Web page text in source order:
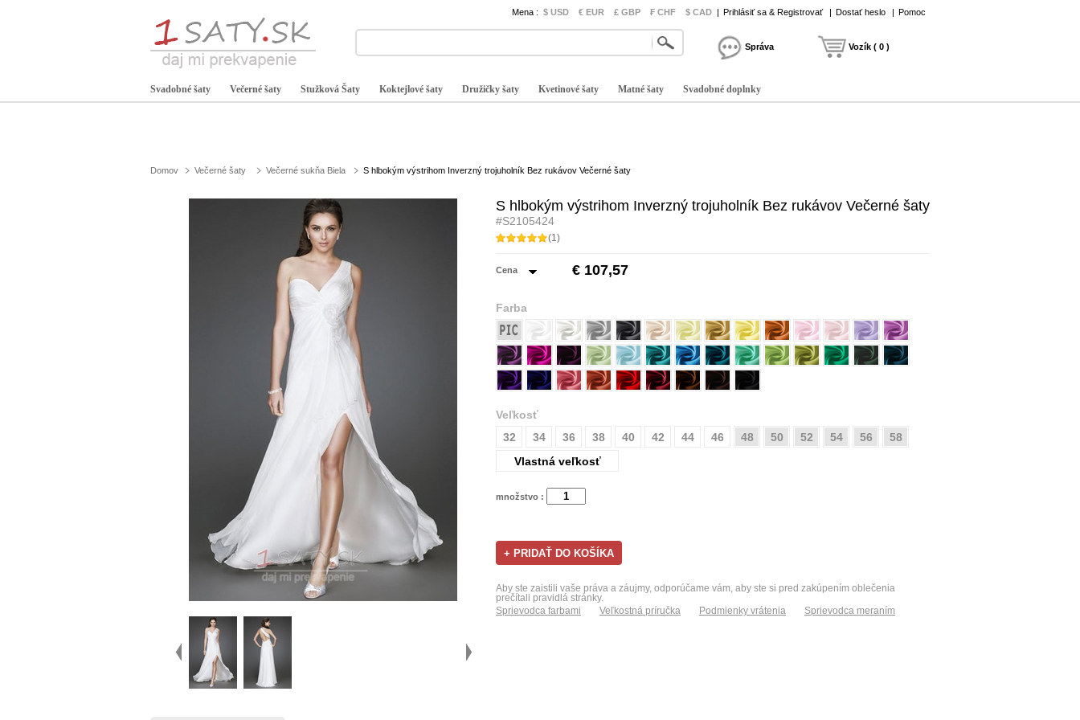
Mena : $ USD € EUR £ GBP ₣ CHF $ CAD | Prihlásiť sa & Registrovať | Dostať heslo | Pomoc
Správa Vozík ( 0 )
Svadobné šaty Večerné šaty Stužková Šaty Koktejlové šaty Družičky šaty Kvetinové šaty Matné šaty Svadobné doplnky
Domov Večerné šaty Večerné sukňa Biela S hlbokým výstrihom Inverzný trojuholník Bez rukávov Večerné šaty
S hlbokým výstrihom Inverzný trojuholník Bez rukávov Večerné šaty
#S2105424
(1)
Cena € 107,57
Farba
Veľkosť
32
34 36 38 40 42 44 46 48 50 52 54 56
58
Vlastná veľkosť
množstvo :
Aby ste zaistili vaše práva a záujmy, odporúčame vám, aby ste si pred zakúpením oblečenia
prečítali pravidlá stránky.
Sprievodca farbami
Veľkostná príručka Podmienky vrátenia Sprievodca meraním